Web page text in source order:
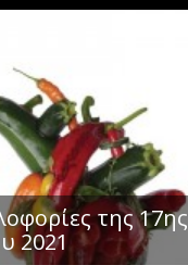
της 17ης
2021